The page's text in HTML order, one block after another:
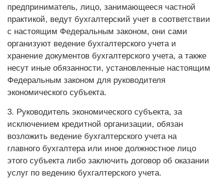
предприниматель, лицо, занимающееся частной
практикой, ведут бухгалтерский учет в соответствии
с настоящим Федеральным законом, они сами
организуют ведение бухгалтерского учета и
хранение документов бухгалтерского учета, а также
несут иные обязанности, установленные настоящим
Федеральным законом для руководителя
экономического субъекта.
3. Руководитель экономического субъекта, за
исключением кредитной организации, обязан
возложить ведение бухгалтерского учета на
главного бухгалтера или иное должностное лицо
этого субъекта либо заключить договор об оказании
услуг по ведению бухгалтерского учета.